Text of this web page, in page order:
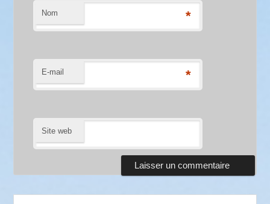
Nom *
E-mail *
Site web